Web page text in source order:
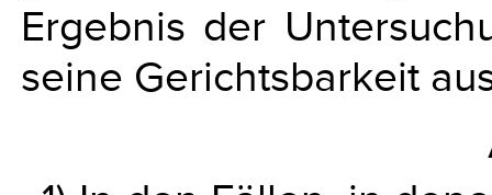
Ergebnis der
seine Gerichtsbarkeit